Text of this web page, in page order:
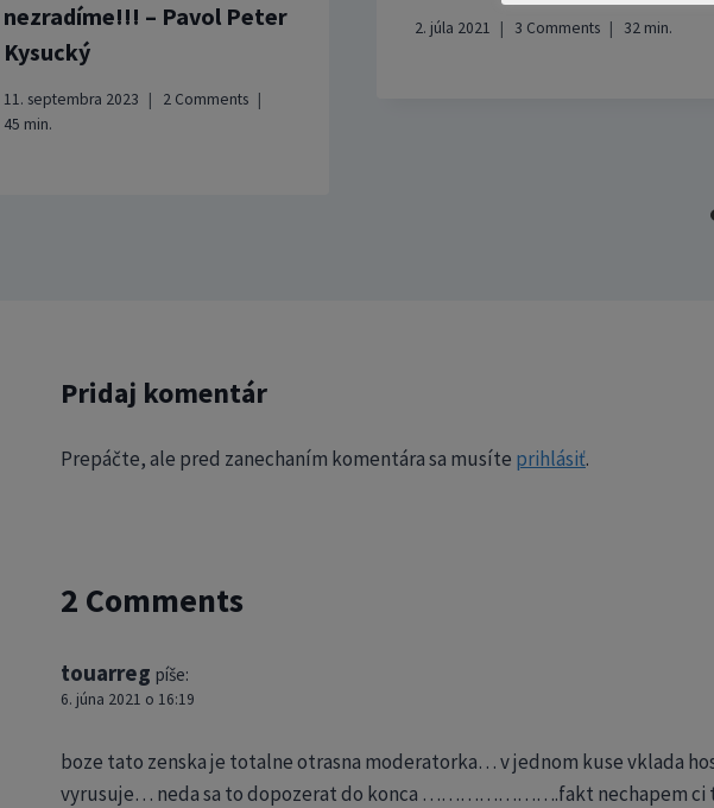
nezradíme!!! – Pavol Peter
Kysucký
11. septembra 2023
2 Comments
45 min.
2. júla 2021 3 Comments 32 min.
Pridaj komentár
Prepáčte, ale pred zanechaním komentára sa musíte prihlásiť.
2 Comments
touarreg píše:
6. júna 2021 o 16:19
boze tato zenska je totalne otrasna moderatorka… v jednom kuse vklada
vyrusuje… neda sa to dopozerat do konca ………………….fakt nechapem ci to